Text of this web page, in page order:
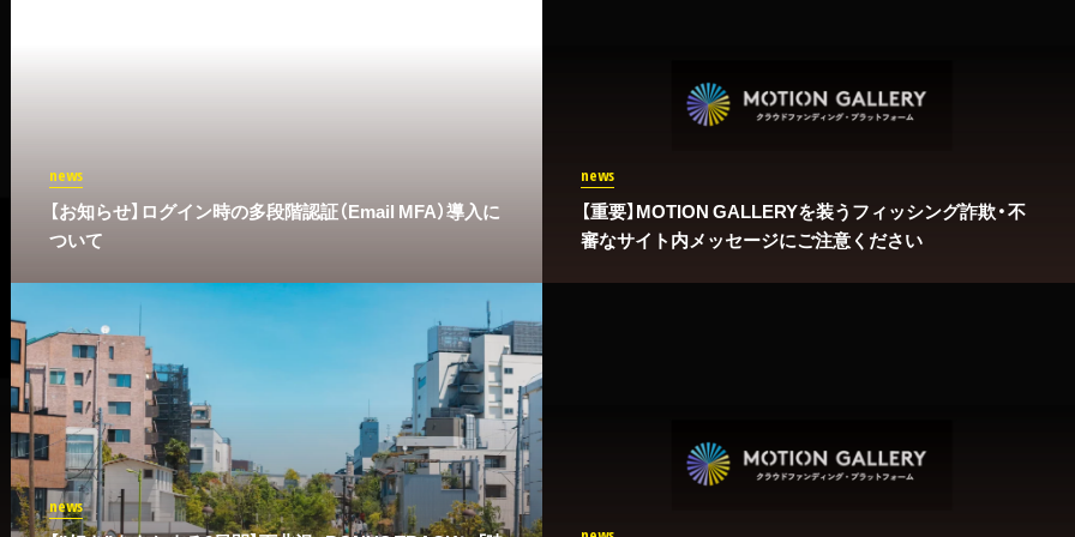
news
​【お知らせ】ログイン時の多段階認証（Email MFA）導入に
ついて
news
【重要】MOTION GALLERYを装うフィッシング詐欺・不
審なサイト内メッセージにご注意ください
news